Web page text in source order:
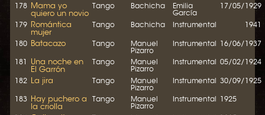
178 Mama yo
quiero un novio
Tango Bachicha
Emilia
García
17/05/1929
179 Romántica
mujer
Tango Bachicha Instrumental 1941
180 Batacazo Tango
Manuel
Pizarro
Instrumental 16/06/1937
181 Una noche en
El Garrón
Tango
Manuel
Pizarro
Instrumental 05/02/1924
182 La jira Tango
Manuel
Pizarro
Instrumental 30/09/1925
183 Hay puchero a
la criolla
Tango
Manuel
Pizarro
Instrumental 1925